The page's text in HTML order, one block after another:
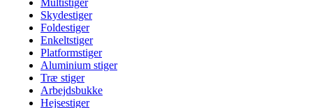
Multistiger
Skydestiger
Foldestiger
Enkeltstiger
Platformstiger
Aluminium stiger
Træ stiger
Arbejdsbukke
Hejsestiger